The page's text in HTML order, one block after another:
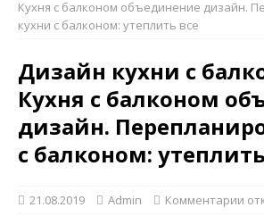
Кухня с балконом объединение дизайн.
кухни с балконом: утеплить все
Дизайн кухни с
Кухня с балконом
дизайн.
с балконом:
21.08.2019 Admin Комментарии